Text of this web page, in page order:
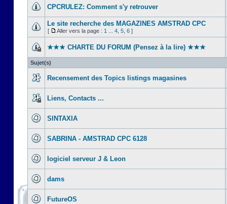
CPCRULEZ: Comment s'y retrouver‎
Le site recherche des MAGAZINES AMSTRAD CPC
[ Aller vers la page : 1 4 5 6 ]
★★★ CHARTE DU FORUM (Pensez à la lire) ★★★
Sujet(s)
Recensement des Topics listings magasines
Liens, Contacts ...
SINTAXIA
SABRINA - AMSTRAD CPC 6128
logiciel serveur J & Leon
dams
FutureOS